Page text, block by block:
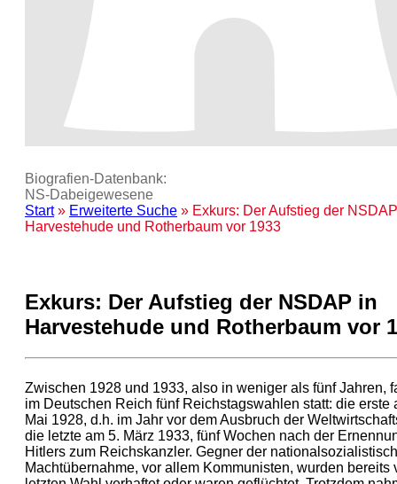
Biografien-Datenbank:
NS‑Dabeigewesene
Start» Erweiterte Suche » Exkurs: Der Aufstieg der
Harvestehude und Rotherbaum vor 1933
Exkurs: Der Aufstieg der NSDAP in
Harvestehude und Rotherbaum vor
Zwischen 1928 und 1933, also in weniger als fünf Jahren,
im Deutschen Reich fünf Reichstagswahlen statt: die erste
Mai 1928, d.h. im Jahr vor dem Ausbruch der
die letzte am 5. März 1933, fünf Wochen nach der
Hitlers zum Reichskanzler. Gegner der
Machtübernahme, vor allem Kommunisten, wurden bereits